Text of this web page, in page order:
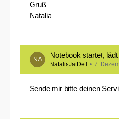
Gruß
Natalia
Notebook startet,
NataliaJatDell 7.
Sende mir bitte deinen